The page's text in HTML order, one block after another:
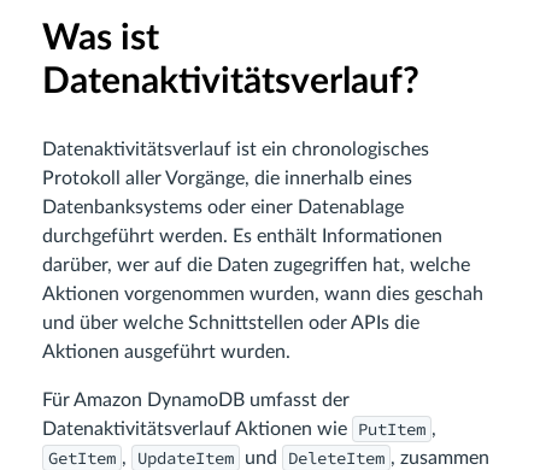
Was ist
Datenaktivitätsverlauf?
Datenaktivitätsverlauf ist ein chronologisches
Protokoll aller Vorgänge, die innerhalb eines
Datenbanksystems oder einer Datenablage
durchgeführt werden. Es enthält Informationen
darüber, wer auf die Daten zugegriffen hat, welche
Aktionen vorgenommen wurden, wann dies geschah
und über welche Schnittstellen oder APIs die
Aktionen ausgeführt wurden.
Für Amazon DynamoDB umfasst der
Datenaktivitätsverlauf Aktionen wie
PutItem ,
GetItem , UpdateItem und DeleteItem , zusammen